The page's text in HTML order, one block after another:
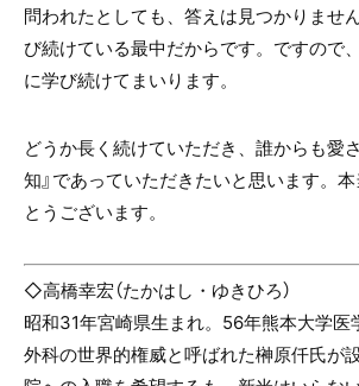
問われたとしても、答えは見つかりませ
び続けている最中だからです。ですので、
に学び続けてまいります。
どうか長く続けていただき、誰からも愛
知』であっていただきたいと思います。
とうございます。
◇高橋幸宏（たかはし・ゆきひろ）
昭和31年宮崎県生まれ。 56年熊本大学医
外科の世界的権威と呼ばれた榊原仟氏が